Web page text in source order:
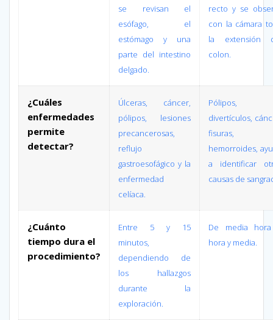
se revisan el
esófago, el
estómago y una
parte del intestino
delgado.
recto y se
con la cámara
la extensión
colon.
¿Cuáles
enfermedades
permite
detectar?
Úlceras, cáncer,
pólipos, lesiones
precancerosas,
reflujo
gastroesofágico y la
enfermedad
celíaca.
Pólipos,
divertículos,
fisuras,
hemorroides,
a identificar
causas de
¿Cuánto
tiempo dura el
procedimiento?
Entre 5 y 15
minutos,
dependiendo de
los hallazgos
durante la
exploración.
De media
hora y media.